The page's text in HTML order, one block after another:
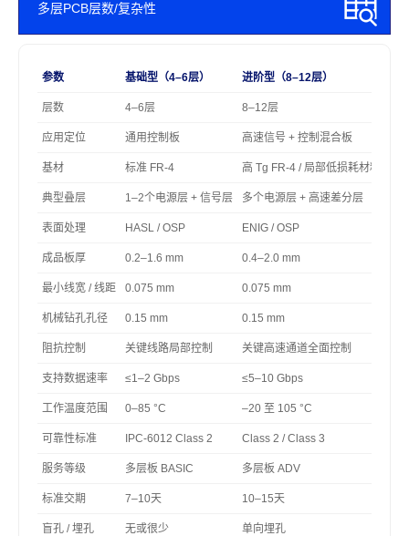
多层PCB层数/复杂性
参数 基础型（4–6层） 进阶型（8–12层）
层数 4–6层 8–12层
应用定位 通用控制板 高速信号 + 控制混合板
基材 标准 FR-4 高 Tg FR-4 / 局部低损耗材料
典型叠层 1–2个电源层 + 信号层 多个电源层 + 高速差分层
表面处理 HASL / OSP ENIG / OSP
成品板厚 0.2–1.6 mm 0.4–2.0 mm
最小线宽 / 线距 0.075 mm 0.075 mm
机械钻孔孔径 0.15 mm 0.15 mm
阻抗控制 关键线路局部控制 关键高速通道全面控制
支持数据速率 ≤1–2 Gbps ≤5–10 Gbps
工作温度范围 0–85 °C –20 至 105 °C
可靠性标准 IPC-6012 Class 2 Class 2 / Class 3
服务等级 多层板 BASIC 多层板 ADV
标准交期 7–10天 10–15天
盲孔 / 埋孔 无或很少 单向埋孔